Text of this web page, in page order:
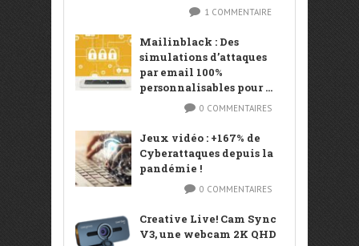
1 COMMENTAIRE
Mailinblack : Des
simulations d’attaques
par email 100%
personnalisables pour ...
0 COMMENTAIRES
Jeux vidéo : +167% de
Cyberattaques depuis la
pandémie !
0 COMMENTAIRES
Creative Live! Cam Sync
V3, une webcam 2K QHD